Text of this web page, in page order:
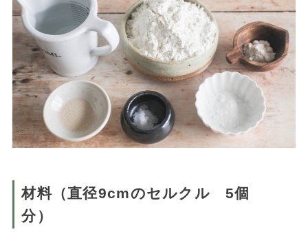
材料（直径9cmのセルクル 5個
分）